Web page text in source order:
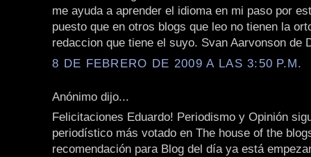
me ayuda a aprender el idioma en mi paso por
puesto que en otros blogs que leo no tienen la
redaccion que tiene el suyo. Svan Aarvonson de
8 DE FEBRERO DE 2009 A LAS 3:50 P.M.
Anónimo dijo...
Felicitaciones Eduardo! Periodismo y Opinión
periodístico más votado en The house of the
recomendación para Blog del día ya está